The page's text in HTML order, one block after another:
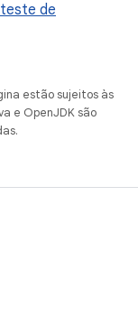
de
estão sujeitos às
e OpenJDK são